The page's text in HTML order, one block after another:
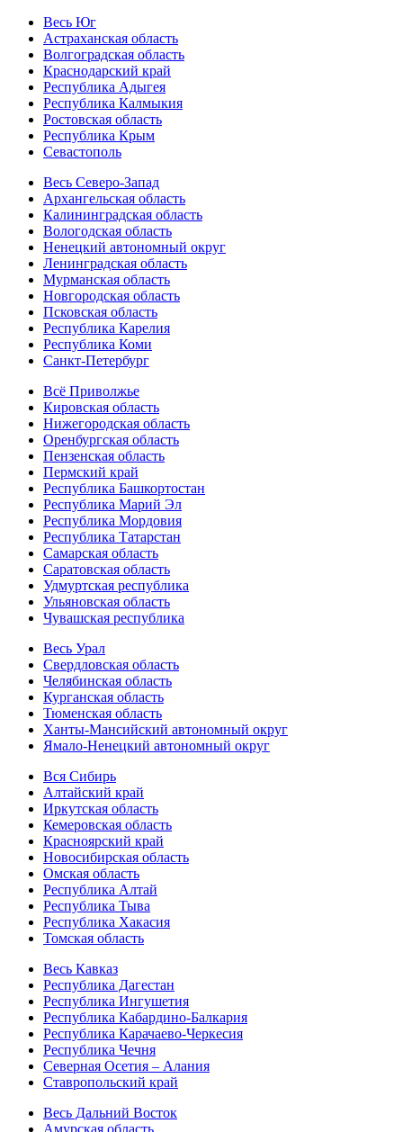
Весь Юг
Астраханская область
Волгоградская область
Краснодарский край
Республика Адыгея
Республика Калмыкия
Ростовская область
Республика Крым
Севастополь
Весь Северо-Запад
Архангельская область
Калининградская область
Вологодская область
Ненецкий автономный округ
Ленинградская область
Мурманская область
Новгородская область
Псковская область
Республика Карелия
Республика Коми
Санкт-Петербург
Всё Приволжье
Кировская область
Нижегородская область
Оренбургская область
Пензенская область
Пермский край
Республика Башкортостан
Республика Марий Эл
Республика Мордовия
Республика Татарстан
Самарская область
Саратовская область
Удмуртская республика
Ульяновская область
Чувашская республика
Весь Урал
Свердловская область
Челябинская область
Курганская область
Тюменская область
Ханты-Мансийский автономный округ
Ямало-Ненецкий автономный округ
Вся Сибирь
Алтайский край
Иркутская область
Кемеровская область
Красноярский край
Новосибирская область
Омская область
Республика Алтай
Республика Тыва
Республика Хакасия
Томская область
Весь Кавказ
Республика Дагестан
Республика Ингушетия
Республика Кабардино-Балкария
Республика Карачаево-Черкесия
Республика Чечня
Северная Осетия – Алания
Ставропольский край
Весь Дальний Восток
Амурская область